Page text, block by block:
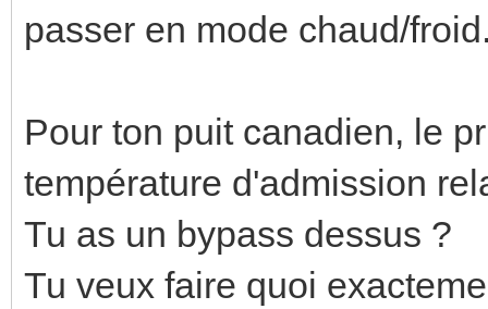
passer en mode chaud/
Pour ton puit canadien, le
température d'admission
Tu as un bypass dessus ?
Tu veux faire quoi